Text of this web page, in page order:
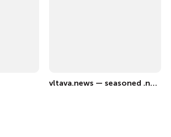
vltava.news — seasoned .news domain (4y) | ED.com